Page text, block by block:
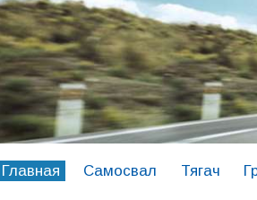
Главная Самосвал Тягач